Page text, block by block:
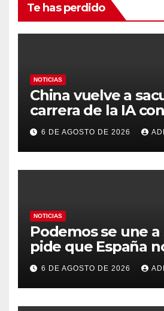
Te has perdido
NOTICIAS
China vuelve a
carrera de la IA
modelo capaz de
durante días sin
humana
6 DE AGOSTO DE 2026
NOTICIAS
Podemos se une a
pide que España
el Mundial 2030
Marruecos por
contra la
6 DE AGOSTO DE 2026